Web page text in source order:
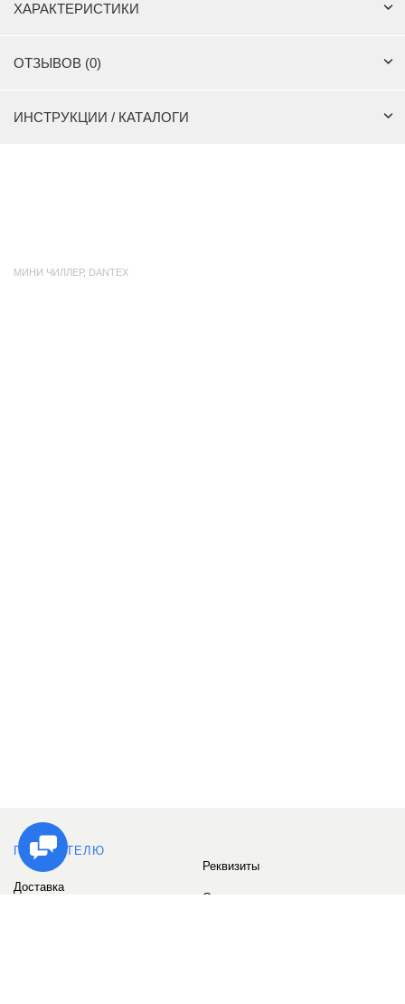
ХАРАКТЕРИСТИКИ
ОТЗЫВОВ (0)
ИНСТРУКЦИИ / КАТАЛОГИ
МИНИ ЧИЛЛЕР, DANTEX
ПОКУПАТЕЛЮ
Доставка
Реквизиты
Сервис